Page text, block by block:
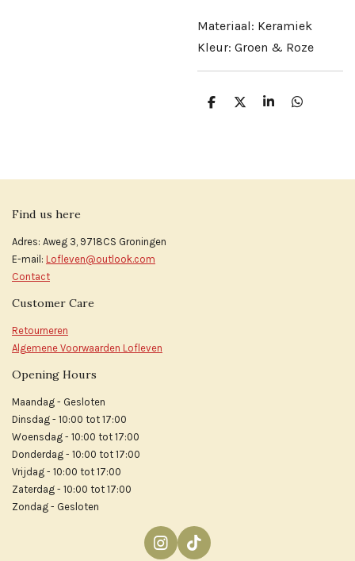
Materiaal: Keramiek
Kleur: Groen & Roze
D
D
S
D
Find us here
Adres: Aweg 3, 9718CS Groningen
E-mail: Lofleven@outlook.com
Contact
Customer Care
Retourneren
Algemene Voorwaarden Lofleven
Opening Hours
Maandag - Gesloten
Dinsdag - 10:00 tot 17:00
Woensdag - 10:00 tot 17:00
Donderdag - 10:00 tot 17:00
Vrijdag - 10:00 tot 17:00
Zaterdag - 10:00 tot 17:00
Zondag - Gesloten
I
T